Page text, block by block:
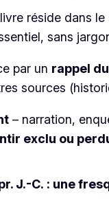
réside dans le
sans
par un rappel
sources
– narration,
exclu ou
J.-C. : une